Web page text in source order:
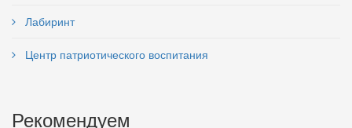
Лабиринт
Центр патриотического воспитания
Рекомендуем